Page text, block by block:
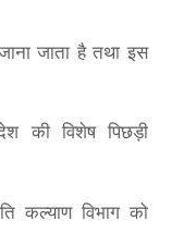
जाता है तथा इस
की विशेष पिछड़ी
कल्याण विभाग को